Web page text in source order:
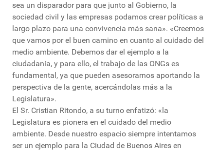
sea un disparador para que junto al Gobierno, la
sociedad civil y las empresas podamos crear políticas a
largo plazo para una convivencia más sana». «Creemos
que vamos por el buen camino en cuanto al cuidado del
medio ambiente. Debemos dar el ejemplo a la
ciudadanía, y para ello, el trabajo de las ONGs es
fundamental, ya que pueden asesorarnos aportando la
perspectiva de la gente, acercándolas más a la
Legislatura».
El Sr. Cristian Ritondo, a su turno enfatizó: «la
Legislatura es pionera en el cuidado del medio
ambiente. Desde nuestro espacio siempre intentamos
ser un ejemplo para la Ciudad de Buenos Aires en